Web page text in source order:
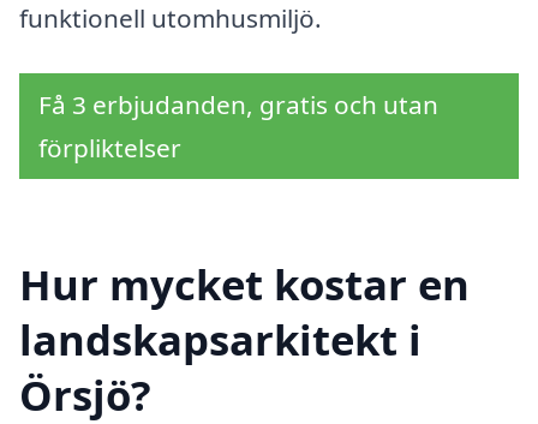
funktionell utomhusmiljö.
Få 3 erbjudanden, gratis och utan
förpliktelser
Hur mycket kostar en
landskapsarkitekt i
Örsjö?